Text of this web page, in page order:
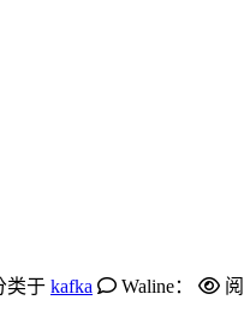
类于 kafka Waline：